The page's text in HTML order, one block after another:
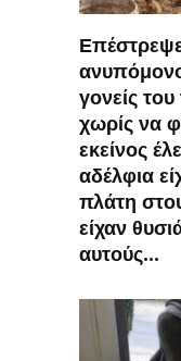
γονείς
χωρίς να
εκείνος
αδέλφια
πλάτη
είχαν
αυτούς…